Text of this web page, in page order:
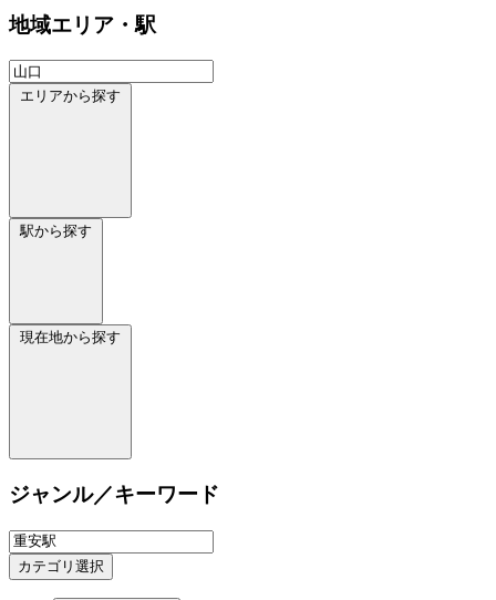
地域エリア・駅
エリアから探す
駅から探す
現在地から探す
ジャンル／キーワード
カテゴリ選択